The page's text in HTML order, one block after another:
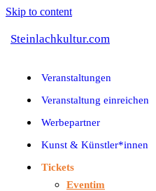
Skip to content
Steinlachkultur.com
Veranstaltungen
Veranstaltung einreichen
Werbepartner
Kunst & Künstler*innen
Tickets
Eventim